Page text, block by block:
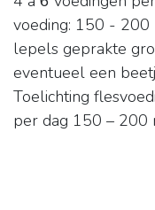
voeding: 150 - 200
lepels geprakte
eventueel een
Toelichting
per dag 150 –